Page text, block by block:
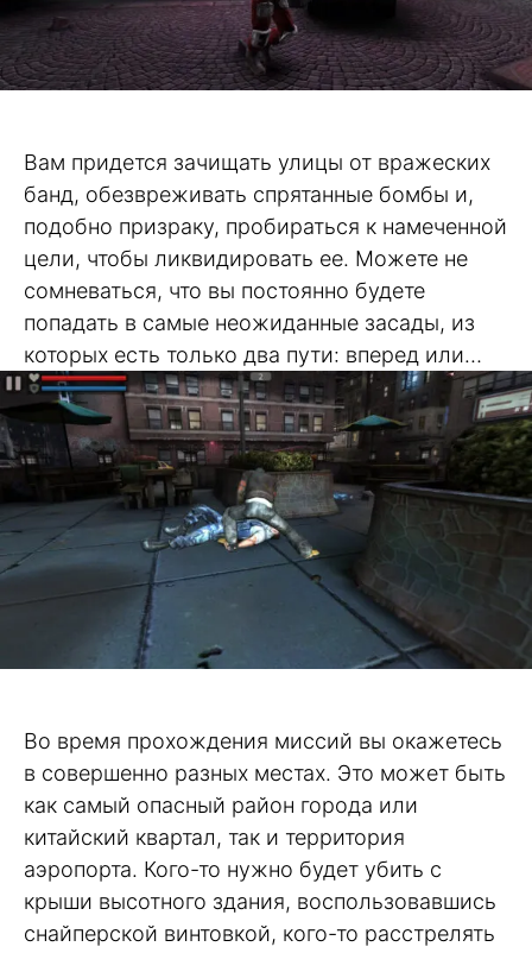
Вам придется зачищать улицы от вражеских
банд, обезвреживать спрятанные бомбы и,
подобно призраку, пробираться к намеченной
цели, чтобы ликвидировать ее. Можете не
сомневаться, что вы постоянно будете
попадать в самые неожиданные засады, из
которых есть только два пути: вперед или…
Во время прохождения миссий вы окажетесь
в совершенно разных местах. Это может быть
как самый опасный район города или
китайский квартал, так и территория
аэропорта. Кого-то нужно будет убить с
крыши высотного здания, воспользовавшись
снайперской винтовкой, кого-то расстрелять